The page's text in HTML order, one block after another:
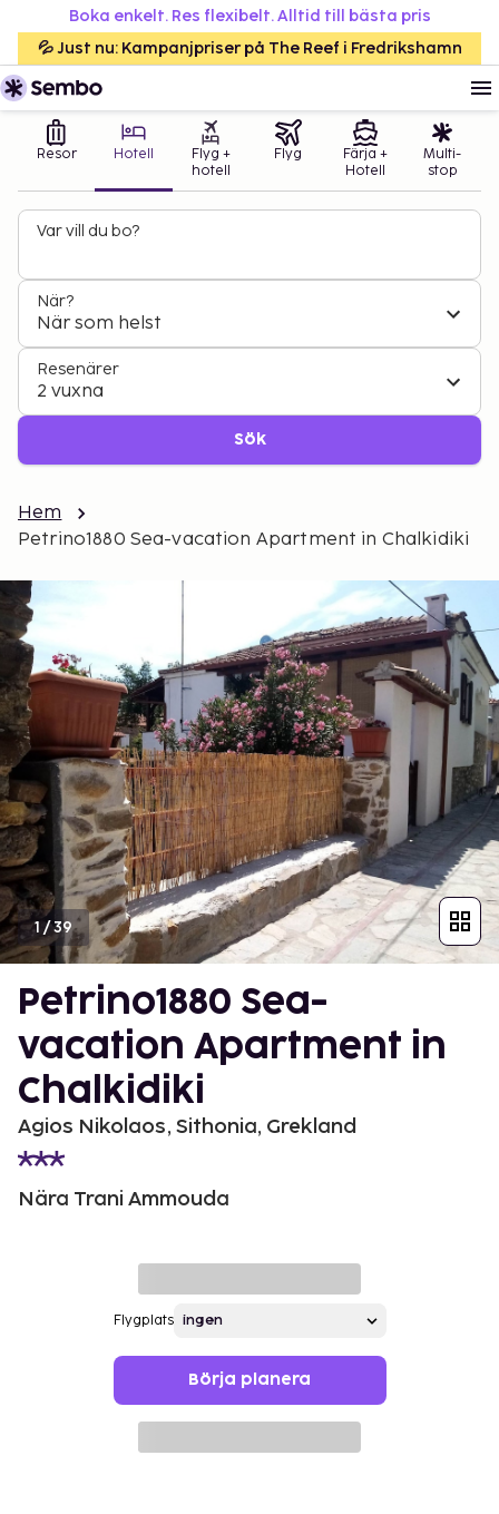
Boka enkelt. Res flexibelt. Alltid till bästa pris
💦 Just nu: Kampanjpriser på The Reef i Fredrikshamn
Resor Hotell
Flyg +
hotell
Flyg
Färja +
Hotell
Multi-
stop
Var vill du bo?
När?
När som helst
Resenärer
2 vuxna
Sök
Hem
Petrino1880 Sea-vacation Apartment in Chalkidiki
1 /39
Petrino1880 Sea-
vacation Apartment in
Chalkidiki
Agios Nikolaos, Sithonia, Grekland
Nära Trani Ammouda
Flygplats
Börja planera